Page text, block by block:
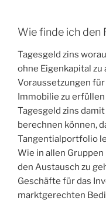
Wie finde ich den
Tagesgeld zins
ohne Eigenkapital
Voraussetzungen
Immobilie zu
Tagesgeld zins
berechnen können,
Tangentialportfolio
Wie in allen
den Austausch zu
Geschäfte für das
marktgerechten